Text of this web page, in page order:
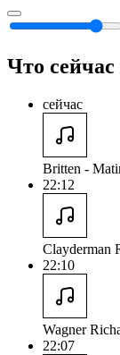
Что сейчас
сейчас
Britten -
22:12
Clayderman
22:10
Wagner
22:07